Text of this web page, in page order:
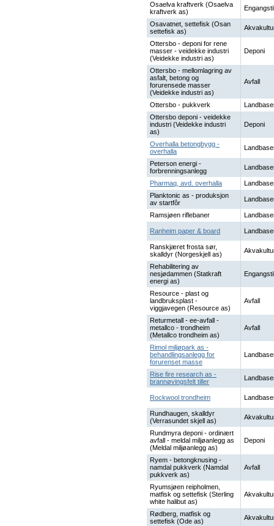
Osaelva kraftverk (Osaelva
kraftverk as)
Osavatnet, settefisk (Osan
settefisk as)
Ottersbo - deponi for rene
masser - veidekke industri
(Veidekke industri as)
Deponi
Ottersbo - mellomlagring av
asfalt, betong og
forurensede masser
(Veidekke industri as)
Avfall
Ottersbo - pukkverk
Ottersbo deponi - veidekke
industri (Veidekke industri
as)
Deponi
Overhalla betongbygg -
overhalla
Peterson energi -
forbrenningsanlegg
Pharmaq, avd. overhalla
Planktonic as - produksjon
av startfôr
Ramsjøen riflebaner
Ranheim paper & board
Ranskjæret frosta sør,
skalldyr (Norgeskjell as)
Rehabilitering av
nesjødammen (Statkraft
energi as)
Resource - plast og
landbruksplast -
viggjavegen (Resource as)
Avfall
Returmetall - ee-avfall -
metallco - trondheim
(Metallco trondheim as)
Avfall
Rimol miljøpark as -
behandlingsanlegg for
forurenset masse
Rise fire research as -
brannøvingsfelt tiller
Rockwool trondheim
Rundhaugen, skalldyr
(Verrasundet skjell as)
Rundmyra deponi - ordinært
avfall - meldal miljøanlegg as
(Meldal miljøanlegg as)
Deponi
Ryem - betongknusing -
namdal pukkverk (Namdal
pukkverk as)
Avfall
Ryumsjøen reipholmen,
matfisk og settefisk (Sterling
white halibut as)
Rødberg, matfisk og
settefisk (Ode as)